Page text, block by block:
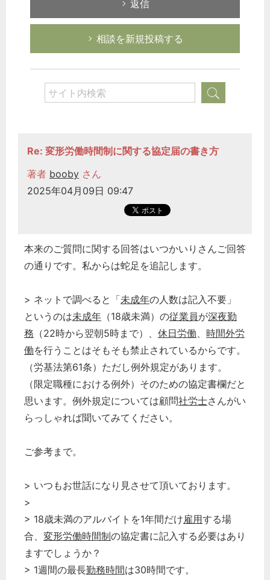
返信
相談を新規投稿する
Re: 変形労働時間制に関する協定届の書き方
著者 booby さん
2025年04月09日 09:47
本来のご質問に関する回答はいつかいりさんご回答
の通りです。私からは蛇足を追記します。
> ネットで調べると「未成年の人数は記入不要」
というのは未成年 （18歳未満）の従業員が深夜勤
務 （22時から翌朝5時まで）、 休日労働、 時間外労
働を行うことはそもそも禁止されているからです。
（労基法第61条）ただし例外規定があります。
（限定職種における例外）そのための協定書欄だと
思います。例外規定については顧問社労士さんがい
らっしゃれば聞いてみてください。
ご参考まで。
> いつもお世話になり見させて頂いております。
>
> 18歳未満のアルバイトを1年間だけ雇用する場
合、 変形労働時間制の協定書に記入する必要はあり
ますでしょうか？
> 1週間の最長勤務時間は30時間です。